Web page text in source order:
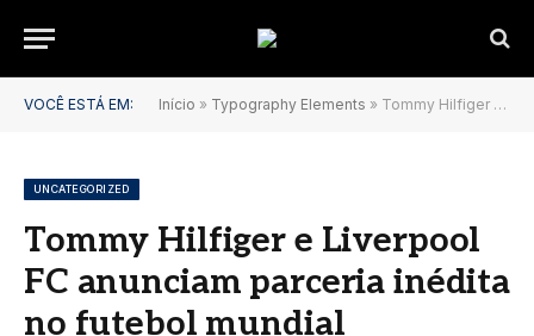
VOCÊ ESTÁ EM: Início » Typography Elements » Tommy Hilfiger e Liverpool FC anunciam parceria inédita no futebol mundial
UNCATEGORIZED
Tommy Hilfiger e Liverpool
FC anunciam parceria inédita
no futebol mundial